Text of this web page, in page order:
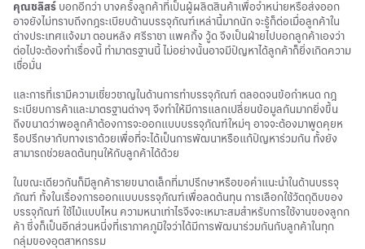
คุณชลิสร์ บอกอีกว่า บางครั้งลูกค้าที่เป็นผู้ผลิตสินค้าเพื่อจำหน่ายหรือส่งออก
อาจยังไม่ทราบถึงกฎระเบียบด้านบรรจุภัณฑ์เหล่านี้มากนัก จะรู้ก็ต่อเมื่อลูกค้าใน
ต่างประเทศแจ้งมา ตอนหลัง ศรีราชา แพคกิ้ง วู้ด จึงเป็นฝ่ายไปบอกลูกค้าเองว่า
ต่อไปจะต้องทำเรื่องนี้ ทำมาตรฐานนี้ ไม่อย่างนั้นอาจมีปัญหาได้ลูกค้าก็ยิ่งเกิดความ
เชื่อมั่น
และการที่เรามีความเชี่ยวชาญในด้านการทำบรรจุภัณฑ์ ตลอดจนข้อกำหนด กฎ
ระเบียบการค้าและมาตรฐานต่างๆ จึงทำให้มีการแลกเปลี่ยนข้อมูลกันมากยิ่งขึ้น
ถึงขนาดว่าพอลูกค้าต้องการจะออกแบบบรรจุภัณฑ์ใหม่ๆ อาจจะต้องมาพูดคุยห
รือปรึกษากับทางเราด้วยเพื่อที่จะได้เป็นการพัฒนาหรือแก้ปัญหาร่วมกัน ทั้งยัง
สามารถช่วยลดต้นทุนให้กับลูกค้าได้ด้วย
ในขณะเดียวกันก็มีลูกค้ารายขนาดเล็กที่มาปรึกษาหรือขอคำแนะนำในด้านบรรจุ
ภัณฑ์ ทั้งในเรื่องการออกแบบบรรจุภัณฑ์เพื่อลดต้นทุน การเลือกใช้วัตถุดิบของ
บรรจุภัณฑ์ ใช้ไม้แบบไหน ความหนาเท่าไรจึงจะเหมาะสมสำหรับการใช้งานของลูกก
ค้า ซึ่งก็เป็นอีกส่วนหนึ่งที่เราภาคภูมิใจว่าได้มีการพัฒนาร่วมกันกับลูกค้าในทุก
กลุ่มของอุตสาหกรรม